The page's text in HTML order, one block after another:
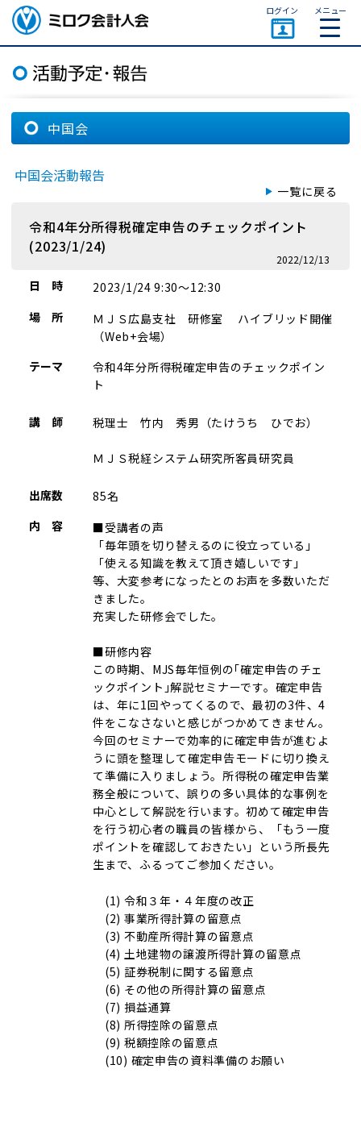
ミロク会計人会 MIROKU
ACCOUNTING PERSON
ASSOCIATION
ログイン メニュー
中国会
中国会活動報告
一覧に戻る
令和4年分所得税確定申告のチェックポイント
(2023/1/24)
2022/12/13
日 時
2023/1/24 9:30～12:30
場 所
ＭＪＳ広島支社 研修室 ハイブリッド開催
（Web+会場）
テーマ
令和4年分所得税確定申告のチェックポイン
ト
講 師 税理士 竹内 秀男（たけうち ひでお）
ＭＪＳ税経システム研究所客員研究員
出席数
85名
内 容
■受講者の声
「毎年頭を切り替えるのに役立っている」
「使える知識を教えて頂き嬉しいです」
等、大変参考になったとのお声を多数いただ
きました。
充実した研修会でした。
■研修内容
この時期、MJS毎年恒例の｢確定申告のチェ
ックポイント｣解説セミナーです。確定申告
は、年に1回やってくるので、最初の3件、4
件をこなさないと感じがつかめてきません。
今回のセミナーで効率的に確定申告が進むよ
うに頭を整理して確定申告モードに切り換え
て準備に入りましょう。所得税の確定申告業
務全般について、誤りの多い具体的な事例を
中心として解説を行います。初めて確定申告
を行う初心者の職員の皆様から、「もう一度
ポイントを確認しておきたい」という所長先
生まで、ふるってご参加ください。
(1) 令和３年・４年度の改正
(2) 事業所得計算の留意点
(3) 不動産所得計算の留意点
(4) 土地建物の譲渡所得計算の留意点
(5) 証券税制に関する留意点
(6) その他の所得計算の留意点
(7) 損益通算
(8) 所得控除の留意点
(9) 税額控除の留意点
(10) 確定申告の資料準備のお願い